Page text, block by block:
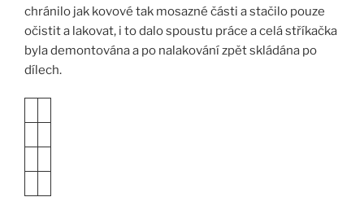
chránilo jak kovové tak mosazné části a stačilo pouze
očistit a lakovat, i to dalo spoustu práce a celá stříkačka
byla demontována a po nalakování zpět skládána po
dílech.